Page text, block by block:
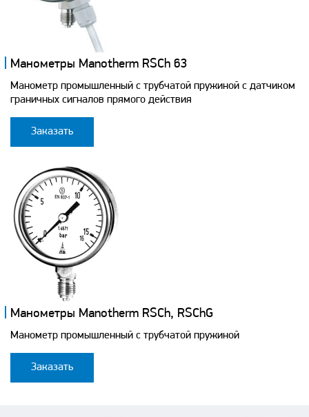
Манометры Manotherm RSCh 63
Манометр промышленный с трубчатой пружиной с датчиком
граничных сигналов прямого действия
Заказать
Манометры Manotherm RSCh, RSChG
Манометр промышленный с трубчатой пружиной
Заказать